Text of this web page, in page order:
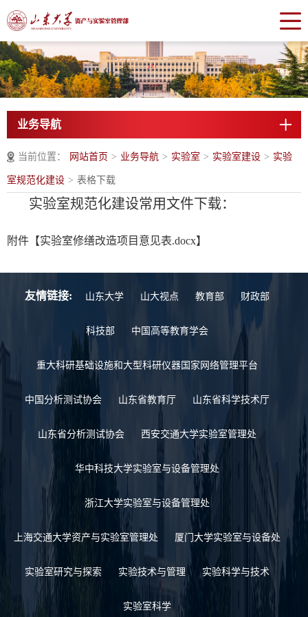
业务导航
当前位置： 网站首页 > 业务导航 > 实验室 > 实验室建设 > 实验
室规范化建设 > 表格下载
实验室规范化建设常用文件下载：
附件【实验室修缮改造项目意见表.docx】
友情链接: 山东大学 山大视点 教育部 财政部
科技部 中国高等教育学会
重大科研基础设施和大型科研仪器国家网络管理平台
中国分析测试协会 山东省教育厅 山东省科学技术厅
山东省分析测试协会 西安交通大学实验室管理处
华中科技大学实验室与设备管理处
浙江大学实验室与设备管理处
上海交通大学资产与实验室管理处 厦门大学实验室与设备处
实验室研究与探索 实验技术与管理 实验科学与技术
实验室科学